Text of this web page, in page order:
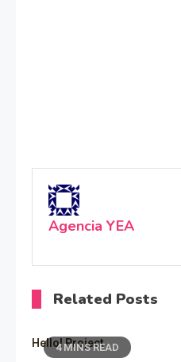
Agencia YEA
Related Posts
4 MINS READ
Hello! Project